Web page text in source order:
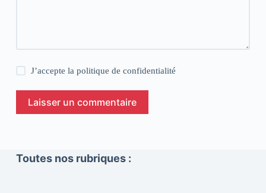
J’accepte lapolitique de confidentialité
Laisser un commentaire
Toutes nos rubriques :